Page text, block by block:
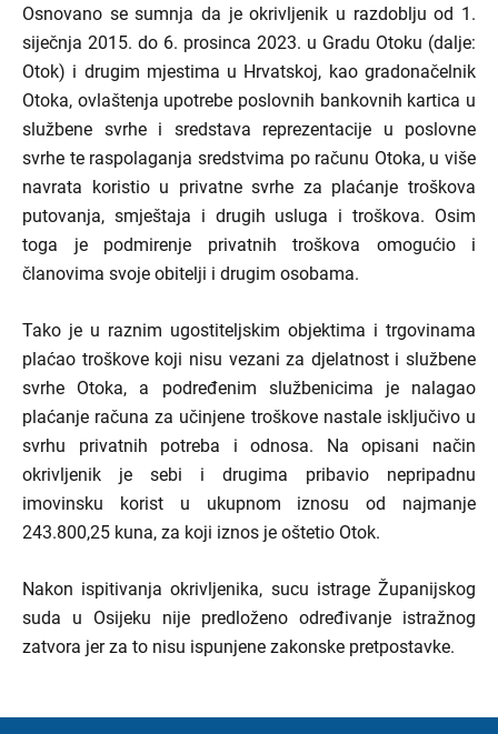
Osnovano se sumnja da je okrivljenik u razdoblju od 1.
siječnja 2015. do 6. prosinca 2023. u Gradu Otoku (dalje:
Otok) i drugim mjestima u Hrvatskoj, kao gradonačelnik
Otoka, ovlaštenja upotrebe poslovnih bankovnih kartica u
službene svrhe i sredstava reprezentacije u poslovne
svrhe te raspolaganja sredstvima po računu Otoka, u više
navrata koristio u privatne svrhe za plaćanje troškova
putovanja, smještaja i drugih usluga i troškova. Osim
toga je podmirenje privatnih troškova omogućio i
članovima svoje obitelji i drugim osobama.
Tako je u raznim ugostiteljskim objektima i trgovinama
plaćao troškove koji nisu vezani za djelatnost i službene
svrhe Otoka, a podređenim službenicima je nalagao
plaćanje računa za učinjene troškove nastale isključivo u
svrhu privatnih potreba i odnosa. Na opisani način
okrivljenik je sebi i drugima pribavio nepripadnu
imovinsku korist u ukupnom iznosu od najmanje
243.800,25 kuna, za koji iznos je oštetio Otok.
Nakon ispitivanja okrivljenika, sucu istrage Županijskog
suda u Osijeku nije predloženo određivanje istražnog
zatvora jer za to nisu ispunjene zakonske pretpostavke.